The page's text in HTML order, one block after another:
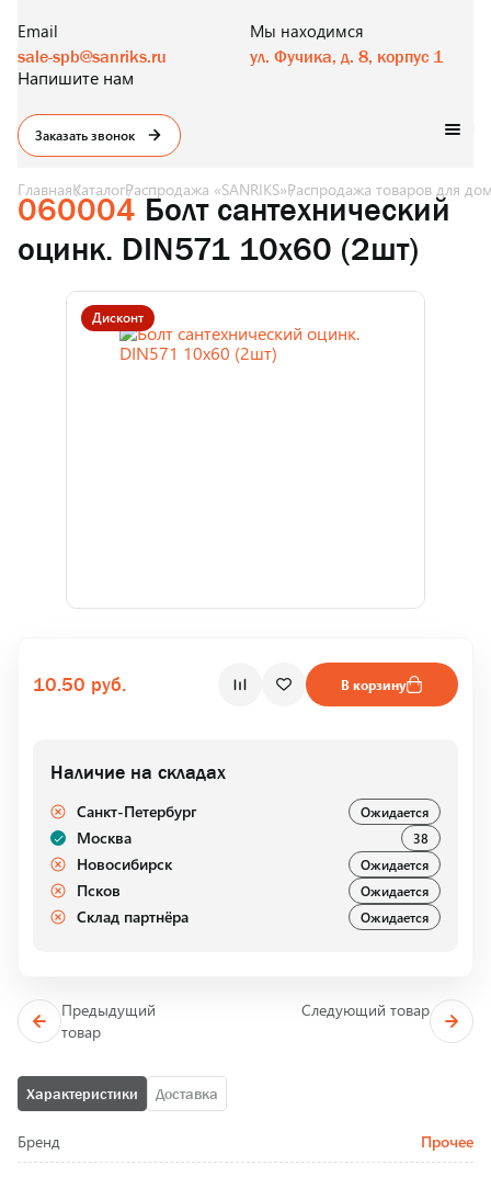
Email
sale-spb@sanriks.ru
Напишите нам
Мы находимся
ул. Фучика, д. 8, корпус 1
Заказать звонок
ГлавнаяКаталогРаспродажа «SANRIKS»Распродажа товаров для
060004 Болт сантехнический
оцинк. DIN571 10х60 (2шт)
Дисконт
Характеристики Доставка
Бренд Прочее
10.50 руб. В корзину
Наличие на складах
Санкт-Петербург Ожидается
Москва 38
Новосибирск Ожидается
Псков Ожидается
Склад партнёра Ожидается
Предыдущий
товар
Следующий товар